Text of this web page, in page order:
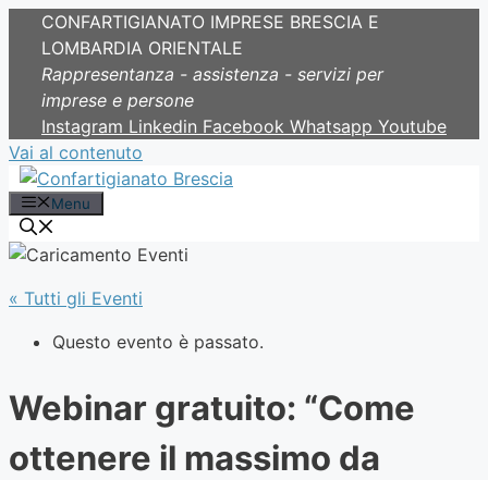
CONFARTIGIANATO IMPRESE BRESCIA E
LOMBARDIA ORIENTALE
Rappresentanza - assistenza - servizi per
imprese e persone
Instagram Linkedin Facebook Whatsapp Youtube
Vai al contenuto
Menu
« Tutti gli Eventi
Questo evento è passato.
Webinar gratuito: “Come
ottenere il massimo da